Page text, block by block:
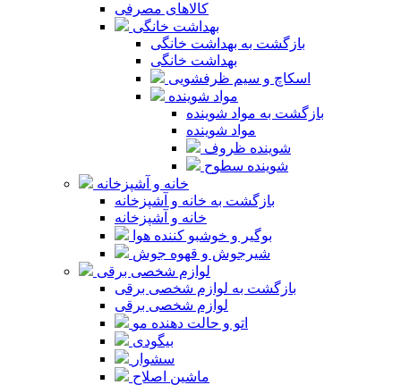
کالاهای مصرفی
بهداشت خانگی
بازگشت به بهداشت خانگی
بهداشت خانگی
اسکاچ و سیم ظرفشویی
مواد شوینده
بازگشت به مواد شوینده
مواد شوینده
شوینده ظروف
شوینده سطوح
خانه و آشپزخانه
بازگشت به خانه و آشپزخانه
خانه و آشپزخانه
بوگیر و خوشبو کننده هوا
شیرجوش و قهوه جوش
لوازم شخصی برقی
بازگشت به لوازم شخصی برقی
لوازم شخصی برقی
اتو و حالت دهنده مو
بیگودی
سشوار
ماشین اصلاح